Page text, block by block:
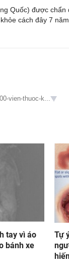
Quốc) được
cách đây 7
vien-thuoc-k...
tay vì áo
bánh xe
Tự